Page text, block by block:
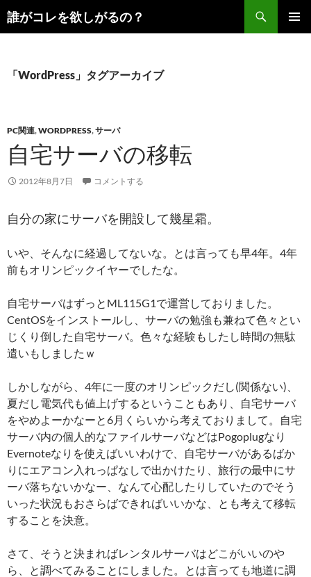
コ
ン誰がコレを欲しがるの？
検
索
「WordPress」タグアーカイブ
PC関連,WORDPRESS,サーバ
自宅サーバの移転
2012年8月7日 コメントする
自分の家にサーバを開設して幾星霜。
いや、そんなに経過してないな。とは言っても早4年。4年
前もオリンピックイヤーでしたな。
自宅サーバはずっとML115G1で運営しておりました。
CentOSをインストールし、サーバの勉強も兼ねて色々とい
じくり倒した自宅サーバ。色々な経験もしたし時間の無駄
遣いもしましたｗ
しかしながら、4年に一度のオリンピックだし(関係ない)、
夏だし電気代も値上げするということもあり、自宅サーバ
をやめよーかなーと6月くらいから考えておりまして。自宅
サーバ内の個人的なファイルサーバなどはPogoplugなり
Evernoteなりを使えばいいわけで、自宅サーバがあるばか
りにエアコン入れっぱなしで出かけたり、旅行の最中にサ
ーバ落ちないかなー、なんて心配したりしていたのでそう
いった状況もおさらばできればいいかな、とも考えて移転
することを決意。
さて、そうと決まればレンタルサーバはどこがいいのや
ら、と調べてみることにしました。とは言っても地道に調